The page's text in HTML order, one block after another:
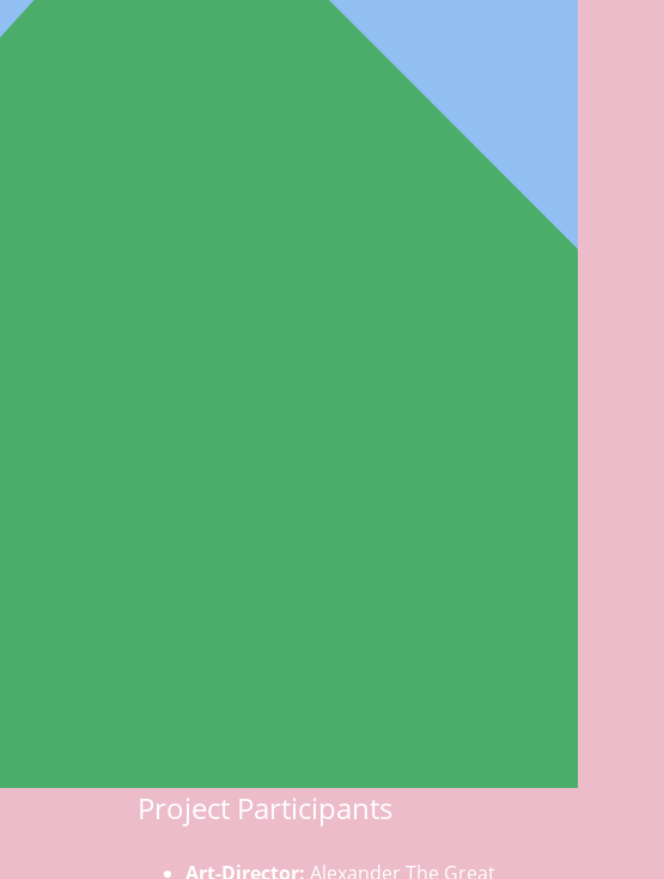
Project Participants
Art-Director: Alexander The Great